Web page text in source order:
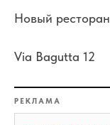
Новый
Via Bagutta 12
РЕКЛАМА